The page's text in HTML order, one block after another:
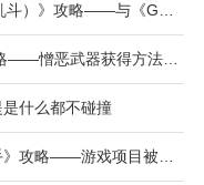
亮的主题餐厅是可
己了解不同的任务目
高自己的商业管理和
《SMASH LEGENDS（传奇大乱斗）》攻略——与《GUILTY GEAR[em_4oSi] STRIVE 》攻略——开展联动
《上古卷轴4：湮灭重制版》攻略——憎恶武器获得方法介绍
什么都不碰撞
胎死腹中 秘密研发的《银翼杀手》攻略——游戏项目被取消